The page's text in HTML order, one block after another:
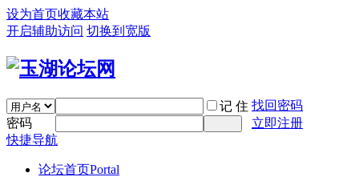
设为首页收藏本站
开启辅助访问 切换到宽版
记 住 找回密码
密码
立即注册
快捷导航
论坛首页Portal